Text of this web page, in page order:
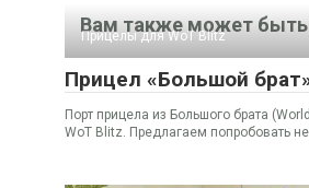
Вам также может быть
Прицелы для WoT Blitz
Прицел «Большой
Порт прицела из Большого брата
WoT Blitz. Предлагаем попробовать